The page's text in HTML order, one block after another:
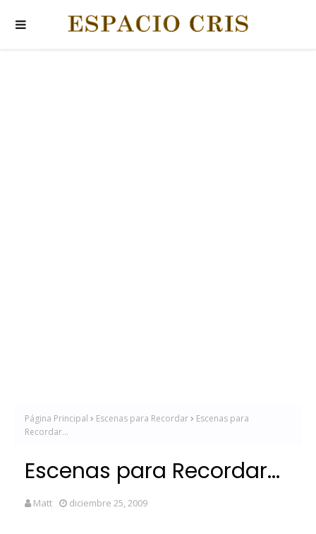
Página Principal Escenas para Recordar
Escenas para
Recordar...
Escenas para Recordar...
Matt diciembre 25, 2009